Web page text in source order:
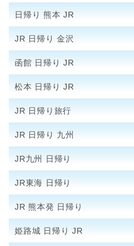
日帰り 熊本 JR
JR 日帰り 金沢
函館 日帰り JR
松本 日帰り JR
JR 日帰り旅行
JR 日帰り 九州
JR九州 日帰り
JR東海 日帰り
JR 熊本発 日帰り
姫路城 日帰り JR